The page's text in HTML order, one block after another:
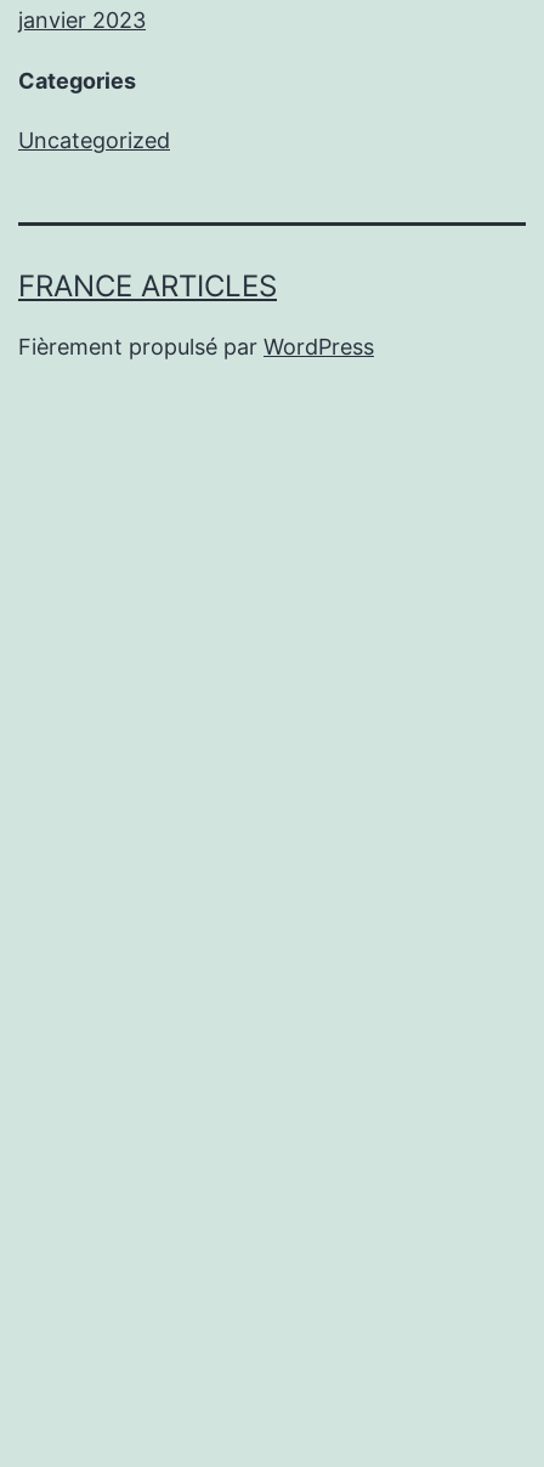
janvier 2023
Categories
Uncategorized
FRANCE ARTICLES
Fièrement propulsé par WordPress